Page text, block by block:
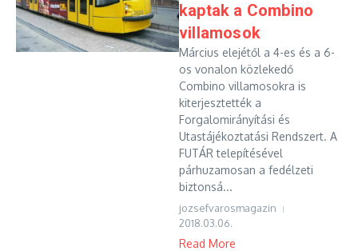
kaptak a Combino
villamosok
Március elejétől a 4-es és a 6-
os vonalon közlekedő
Combino villamosokra is
kiterjesztették a
Forgalomirányítási és
Utastájékoztatási Rendszert. A
FUTÁR telepítésével
párhuzamosan a fedélzeti
biztonsá...
jozsefvarosmagazin
2018.03.06.
Read More